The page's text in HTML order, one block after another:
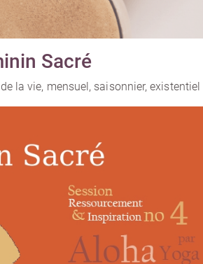
Sacré
la vie, mensuel, saisonnier,